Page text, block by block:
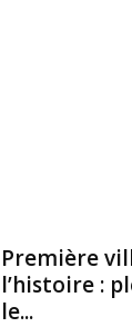
Première
l’histoire :
le...